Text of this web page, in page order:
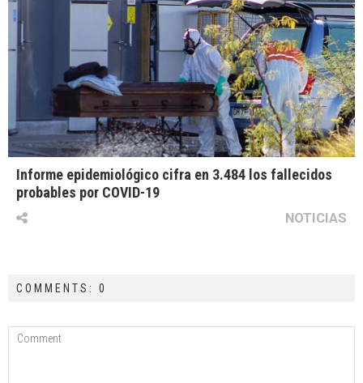
Informe epidemiológico cifra en 3.484 los fallecidos
probables por COVID-19
NOTICIAS
COMMENTS: 0